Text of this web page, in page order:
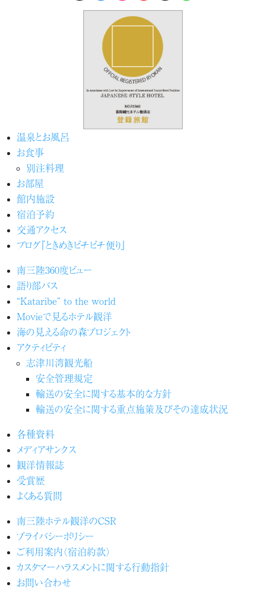
温泉とお風呂
お食事
別注料理
お部屋
館内施設
宿泊予約
交通アクセス
ブログ『ときめきピチピチ便り』
南三陸360度ビュー
語り部バス
“Kataribe” to the world
Movieで見るホテル観洋
海の見える命の森プロジェクト
アクティビティ
志津川湾観光船
安全管理規定
輸送の安全に関する基本的な方針
輸送の安全に関する重点施策及びその達成状況
各種資料
メディアサンクス
観洋情報誌
受賞歴
よくある質問
南三陸ホテル観洋のCSR
プライバシーポリシー
ご利用案内（宿泊約款）
カスタマーハラスメントに関する行動指針
お問い合わせ